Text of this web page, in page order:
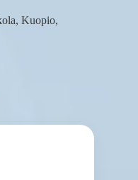
Kuopio,